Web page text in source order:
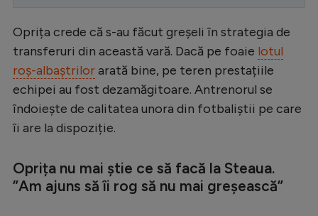
Campionate
Starurile fotbalului
EURO 2024
Stranieri
Oprița crede că s-au făcut greșeli în strategia de
transferuri din această vară. Dacă pe foaie lotul
roș-albaștrilorarată bine, pe teren prestațiile
echipei au fost dezamăgitoare. Antrenorul se
îndoiește de calitatea unora din fotbaliștii pe care
îi are la dispoziție.
Oprița nu mai știe ce să facă la Steaua.
”Am ajuns să îi rog să nu mai greșească”